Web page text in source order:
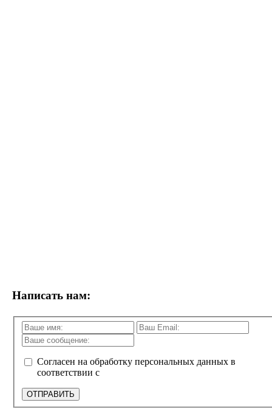
Написать нам:
Согласен на обработку персональных данных в
соответствии с
ОТПРАВИТЬ